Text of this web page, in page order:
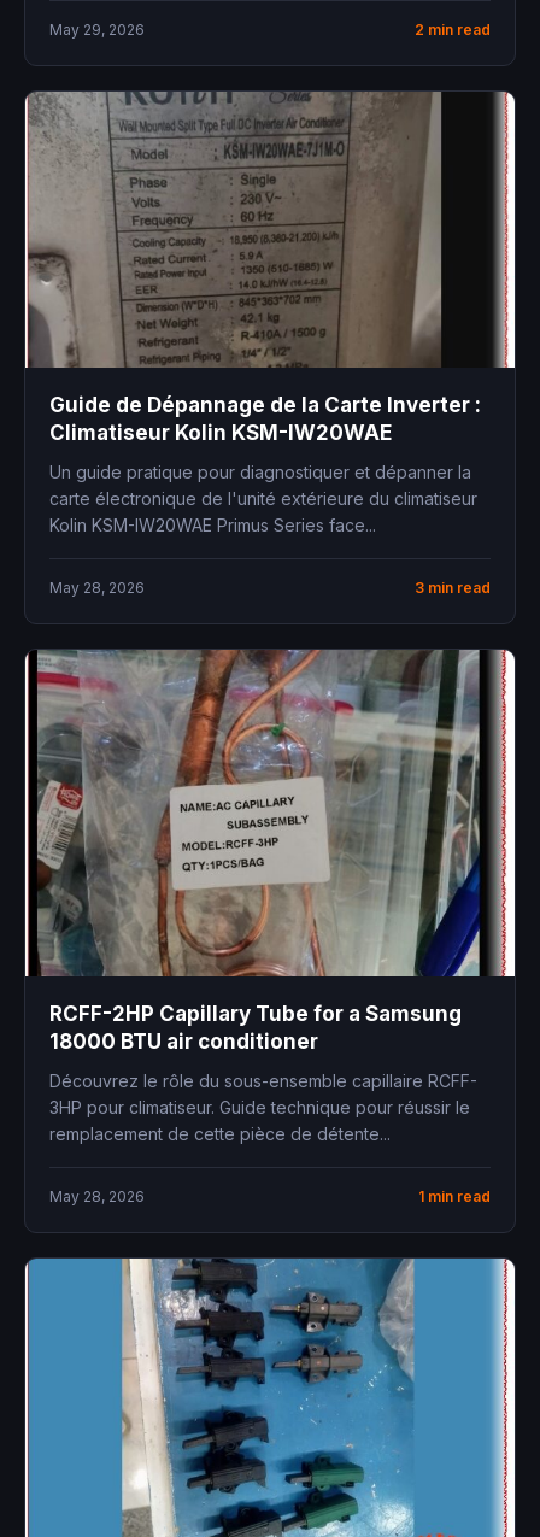
May 29, 2026 2 min read
Guide de Dépannage de la Carte Inverter :
Climatiseur Kolin KSM-IW20WAE
Un guide pratique pour diagnostiquer et dépanner la
carte électronique de l'unité extérieure du climatiseur
Kolin KSM-IW20WAE Primus Series face...
May 28, 2026 3 min read
RCFF-2HP Capillary Tube for a Samsung
18000 BTU air conditioner
Découvrez le rôle du sous-ensemble capillaire RCFF-
3HP pour climatiseur. Guide technique pour réussir le
remplacement de cette pièce de détente...
May 28, 2026 1 min read